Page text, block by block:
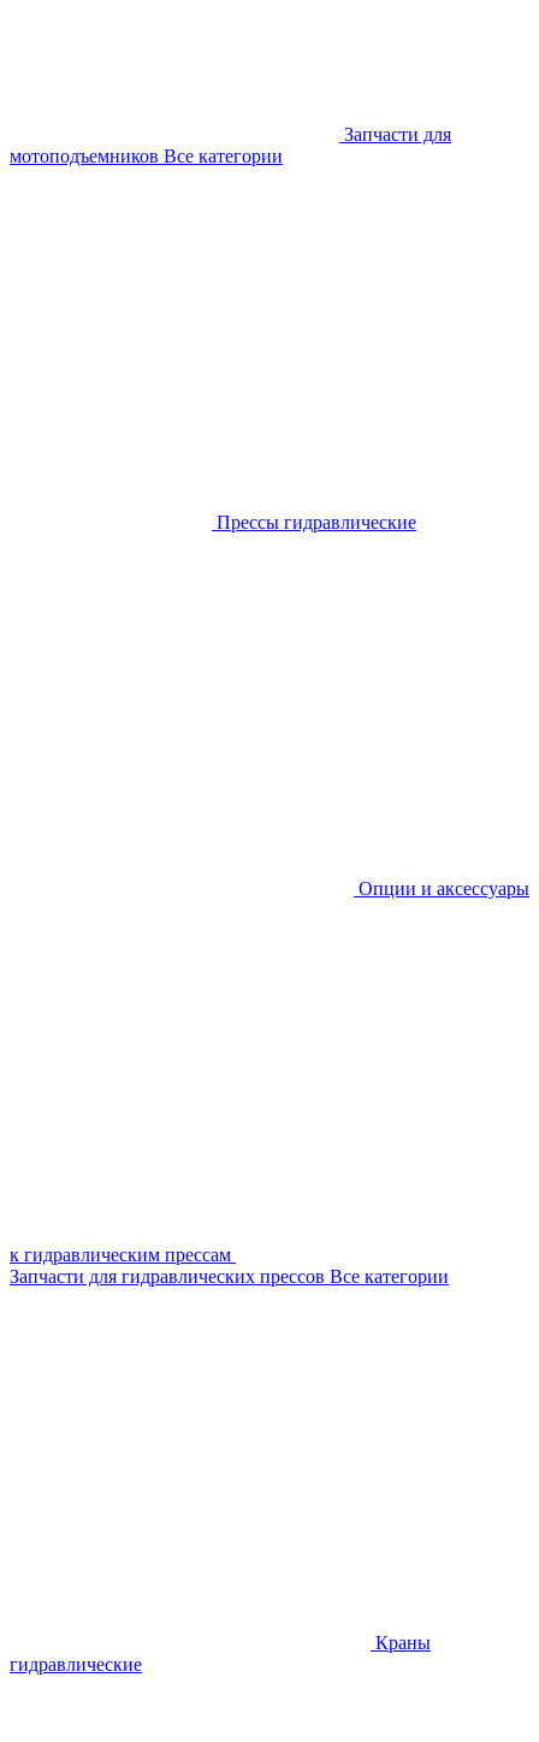
Запчасти для
мотоподъемников Все категории
Прессы гидравлические
Опции и аксессуары
к гидравлическим прессам
Запчасти для гидравлических прессов Все категории
Краны
гидравлические